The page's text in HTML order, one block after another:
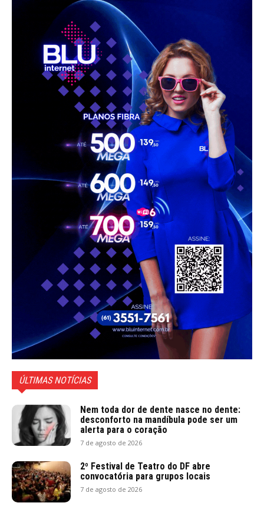
ÚLTIMAS NOTÍCIAS
Nem toda dor de dente nasce no dente:
desconforto na mandíbula pode ser um
alerta para o coração
7 de agosto de 2026
2º Festival de Teatro do DF abre
convocatória para grupos locais
7 de agosto de 2026